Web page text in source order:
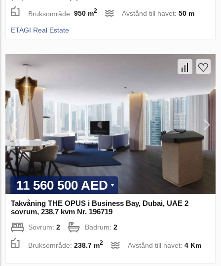
Bruksområde:950 m2 Avstånd till havet:50 m
ETAGI Real Estate
11 560 500 AED
Takvåning THE OPUS i Business Bay, Dubai, UAE 2
sovrum, 238.7 kvm Nr. 196719
Sovrum:2 Badrum:2
Bruksområde:238.7 m2 Avstånd till havet:4 Km